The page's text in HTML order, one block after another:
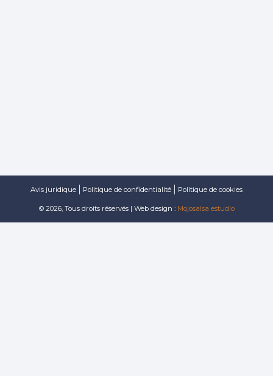
Avis juridique Politique de confidentialité Politique de cookies
© 2026, Tous droits réservés | Web design : Mojosalsa estudio